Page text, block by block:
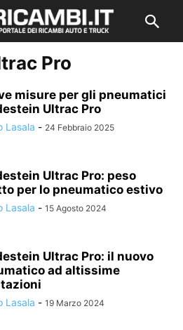
Pro
misure per gli pneumatici
Ultrac Pro
Lasala - 24 Febbraio 2025
Ultrac Pro: peso
per lo pneumatico estivo
Lasala - 15 Agosto 2024
Ultrac Pro: il nuovo
ad altissime
Lasala - 19 Marzo 2024